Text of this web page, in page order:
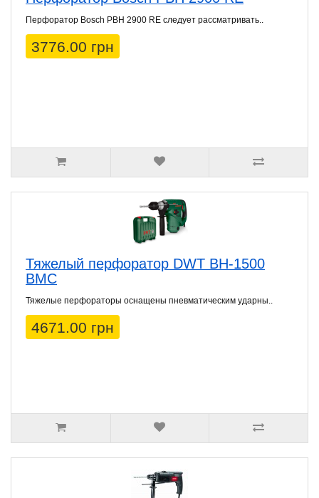
Перфоратор Bosch PBH 2900 RE следует рассматривать..
3776.00 грн
Тяжелый перфоратор DWT BH-1500
BMC
Тяжелые перфораторы оснащены пневматическим ударны..
4671.00 грн